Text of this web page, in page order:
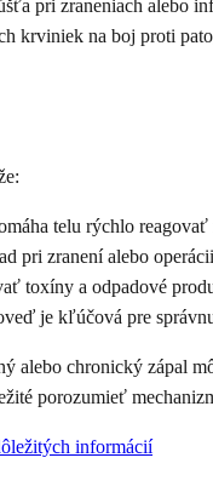
pri zraneniach
krviniek na boj proti
telu rýchlo
pri zranení alebo
toxíny a odpadové
je kľúčová pre
alebo chronický zápal
porozumieť
informácií